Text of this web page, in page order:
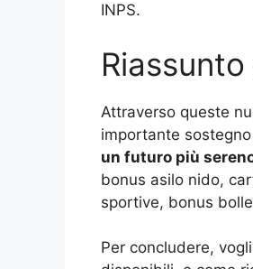
INPS.
Attraverso queste
importante
un futuro più
bonus asilo nido,
sportive, bonus
Per concludere,